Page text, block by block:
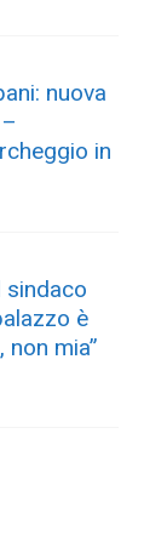
nuova
in
sindaco
è
mia”